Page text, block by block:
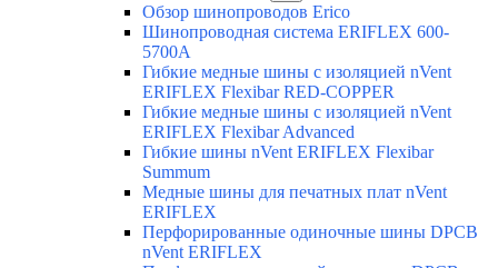
Обзор шинопроводов Erico
Шинопроводная система ERIFLEX 600-
5700A
Гибкие медные шины с изоляцией nVent
ERIFLEX Flexibar RED-COPPER
Гибкие медные шины с изоляцией nVent
ERIFLEX Flexibar Advanced
Гибкие шины nVent ERIFLEX Flexibar
Summum
Медные шины для печатных плат nVent
ERIFLEX
Перфорированные одиночные шины DPCB
nVent ERIFLEX